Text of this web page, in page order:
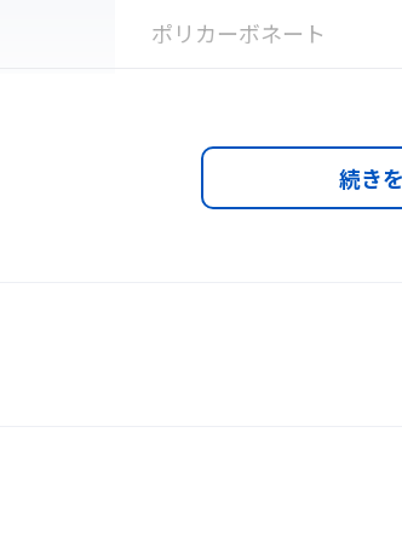
リングベルトとヘルメットへの装着
を標準装備したタイプ、布製のカバ
ポリカーボネート
外側0.6mm、内側0.5mm